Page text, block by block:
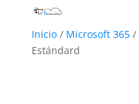
Inicio/ Microsoft 365/
Estándard